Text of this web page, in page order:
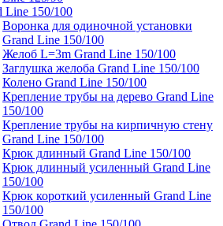
Line 150/100
Воронка для одиночной установки
Grand Line 150/100
Желоб L=3m Grand Line 150/100
Заглушка желоба Grand Line 150/100
Колено Grand Line 150/100
Крепление трубы на дерево Grand Line
150/100
Крепление трубы на кирпичную стену
Grand Line 150/100
Крюк длинный Grand Line 150/100
Крюк длинный усиленный Grand Line
150/100
Крюк короткий усиленный Grand Line
150/100